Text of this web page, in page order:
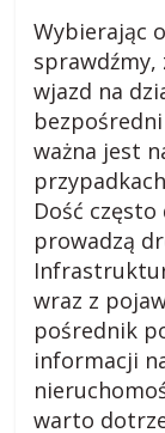
w
e
Wybierając
wjazd na
ważna jest
Dość
prowadzą
wraz z
pośrednik
informacji
warto